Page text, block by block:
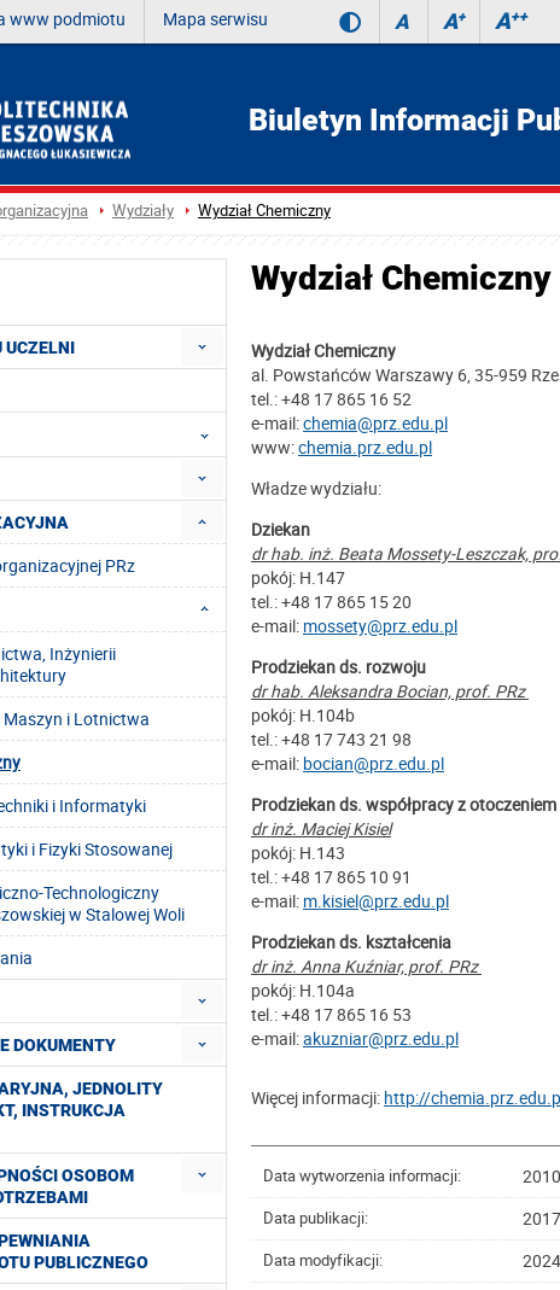
www podmiotu Mapa serwisu A A+ A++
Biuletyn Informacji
Wydziały Wydział Chemiczny
Wydział Chemiczny
Wydział Chemiczny
al. Powstańców Warszawy 6, 35-959
tel.: +48 17 865 16 52
e-mail:chemia@prz.edu.pl
www:chemia.prz.edu.pl
Władze wydziału:
Dziekan
dr hab. inż. Beata Mossety-Leszczak,
pokój: H.147
tel.: +48 17 865 15 20
e-mail: mossety@prz.edu.pl
Prodziekan ds. rozwoju
dr hab. Aleksandra Bocian, prof. PRz
pokój: H.104b
tel.: +48 17 743 21 98
e-mail: bocian@prz.edu.pl
Prodziekan ds. współpracy z otoczeniem
dr inż. Maciej Kisiel
pokój: H.143
tel.: +48 17 865 10 91
e-mail: m.kisiel@prz.edu.pl
Prodziekan ds. kształcenia
dr inż. Anna Kuźniar, prof. PRz
pokój: H.104a
tel.: +48 17 865 16 53
e-mail:akuzniar@prz.edu.pl
Więcej informacji: http://
Data wytworzenia informacji:
Data publikacji:
Data modyfikacji:
UCZELNI
PRz
Inżynierii
Maszyn i Lotnictwa
i Informatyki
i Fizyki Stosowanej
Technologiczny
w Stalowej Woli
DOKUMENTY
JEDNOLITY
INSTRUKCJA
OSOBOM
PUBLICZNEGO